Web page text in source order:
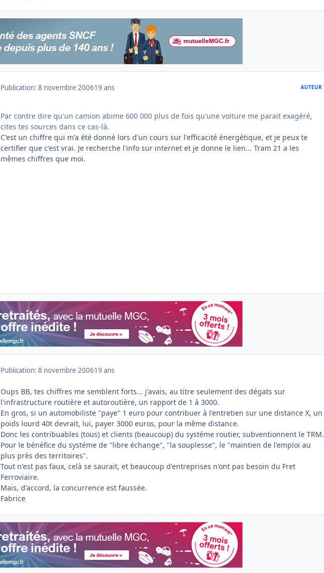
Publication: 8 novembre 200619 ans AUTEUR
Par contre dire qu'un camion abime 600 000 plus de fois qu'une voiture me parait exagéré,
cites tes sources dans ce cas-là.
C'est un chiffre qui m'a été donné lors d'un cours sur l'efficacité énergétique, et je peux te
certifier que c'est vrai. Je recherche l'info sur internet et je donne le lien... Tram 21 a les
mêmes chiffres que moi.
Publication: 8 novembre 200619 ans
Oups BB, tes chiffres me semblent forts... j'avais, au titre seulement des dégats sur
l'infrastructure routière et autoroutière, un rapport de 1 à 3000.
En gros, si un automobiliste "paye" 1 euro pour contribuer à l'entretien sur une distance X, un
poids lourd 40t devrait, lui, payer 3000 euros, pour la même distance.
Donc les contribuables (tous) et clients (beaucoup) du systéme routier, subventionnent le TRM.
Pour le bénéfice du systéme de "libre échange", "la souplesse", le "maintien de l'emploi au
plus près des territoires".
Tout n'est pas faux, celà se saurait, et beaucoup d'entreprises n'ont pas besoin du Fret
Ferroviaire.
Mais, d'accord, la concurrence est faussée.
Fabrice